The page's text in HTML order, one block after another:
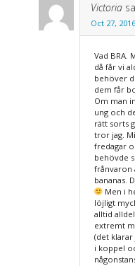
Victoria
Oct 27,
Vad BRA.
då får vi
behöver
dem får
Om man
ung och
rätt sorts
tror jag.
fredagar
behövde
frånvaron
bananas.
Men i
löjligt
alltid
extremt
(det klarar
i koppel